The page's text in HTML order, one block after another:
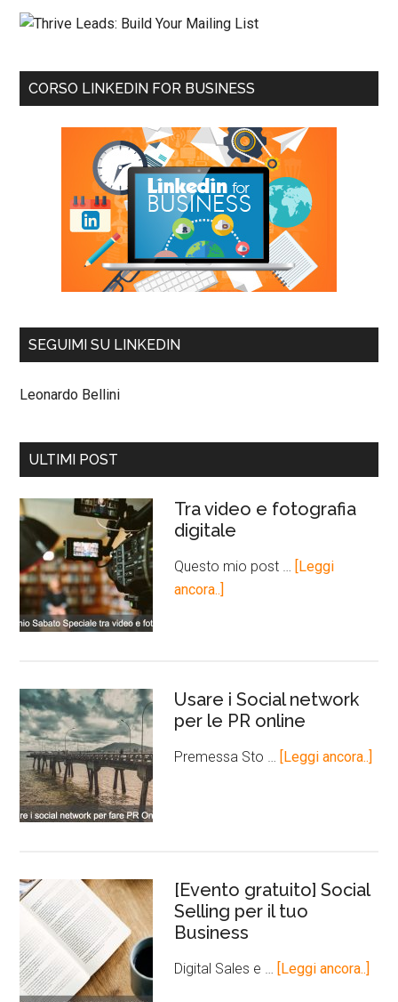
CORSO LINKEDIN FOR BUSINESS
SEGUIMI SU LINKEDIN
Leonardo Bellini
ULTIMI POST
Tra video e fotografia
digitale
Questo mio post …
[Leggi
ancora..]
Usare i Social network
per le PR online
Premessa Sto … [Leggi ancora..]
[Evento gratuito] Social
Selling per il tuo
Business
Digital Sales e … [Leggi ancora..]